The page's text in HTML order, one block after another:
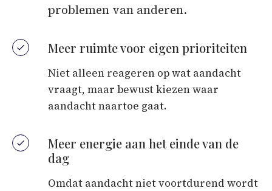
problemen van anderen.
Meer ruimte voor eigen prioriteiten
Niet alleen reageren op wat aandacht
vraagt, maar bewust kiezen waar
aandacht naartoe gaat.
Meer energie aan het einde van de
dag
Omdat aandacht niet voortdurend wordt